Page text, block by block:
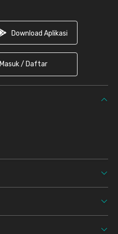
Download Aplikasi
Masuk / Daftar